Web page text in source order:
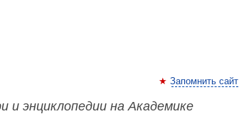
Запомнить сайт
и энциклопедии на Академике